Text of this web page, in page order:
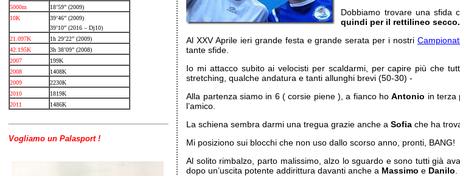
5000m
18’59” (2009)
10K
39’46” (2009)
39’10” (2016 – Dj10)
21.097K
1h 29’22” (2009)
42.195K
3h 38’09” (2008)
2007
199K
2008
1408K
2009
2230K
2010
1819K
2011
1486K
Vogliamo un Palasport !
Dobbiamo trovare una sfida
quindi per il rettilineo secco.
Al XXV Aprile ieri grande festa e grande serata per i nostri
tante sfide.
Io mi attacco subito ai velocisti per scaldarmi, per capire più che
stretching, qualche andatura e tanti allunghi brevi (50-30) -
Alla partenza siamo in 6 ( corsie piene ), a fianco hoAntonio in terza
l’amico.
La schiena sembra darmi una tregua grazie anche aSofia che ha
Mi posiziono sui blocchi che non uso dallo scorso anno, pronti, BANG!
Al solito rimbalzo, parto malissimo, alzo lo sguardo e sono tutti già
dopo un’uscita potente addirittura davanti anche a Massimo e Danilo